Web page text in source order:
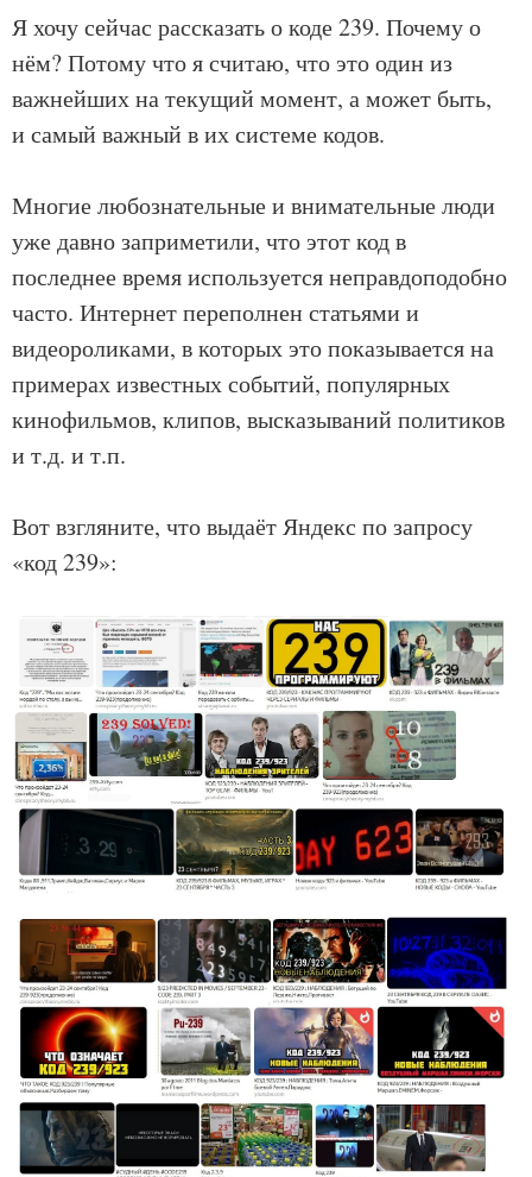
Я хочу сейчас рассказать о коде 239. Почему о
нём? Потому что я считаю, что это один из
важнейших на текущий момент, а может быть,
и самый важный в их системе кодов.
Многие любознательные и внимательные люди
уже давно заприметили, что этот код в
последнее время используется неправдоподобно
часто. Интернет переполнен статьями и
видеороликами, в которых это показывается на
примерах известных событий, популярных
кинофильмов, клипов, высказываний политиков
и т.д. и т.п.
Вот взгляните, что выдаёт Яндекс по запросу
«код 239»: